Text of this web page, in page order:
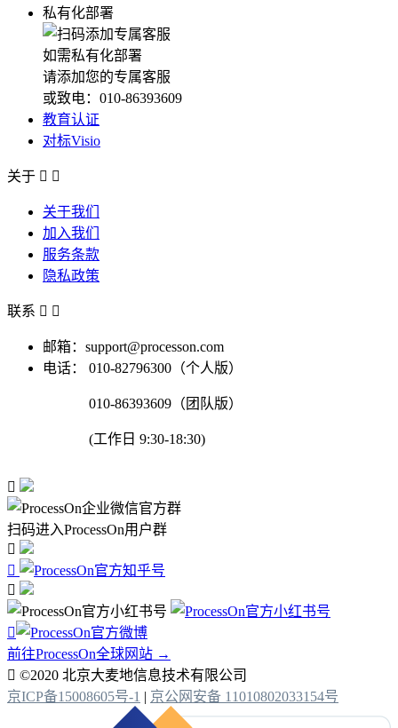
私有化部署
如需私有化部署
请添加您的专属客服
或致电：010-86393609
教育认证
对标Visio
关于  
关于我们
加入我们
服务条款
隐私政策
联系  
邮箱：support@processon.com
电话：
010-82796300（个人版）
010-86393609（团队版）
(工作日 9:30-18:30)

扫码进入ProcessOn用户群




前往ProcessOn全球网站 →
 ©2020 北京大麦地信息技术有限公司
京ICP备15008605号-1 | 京公网安备 11010802033154号